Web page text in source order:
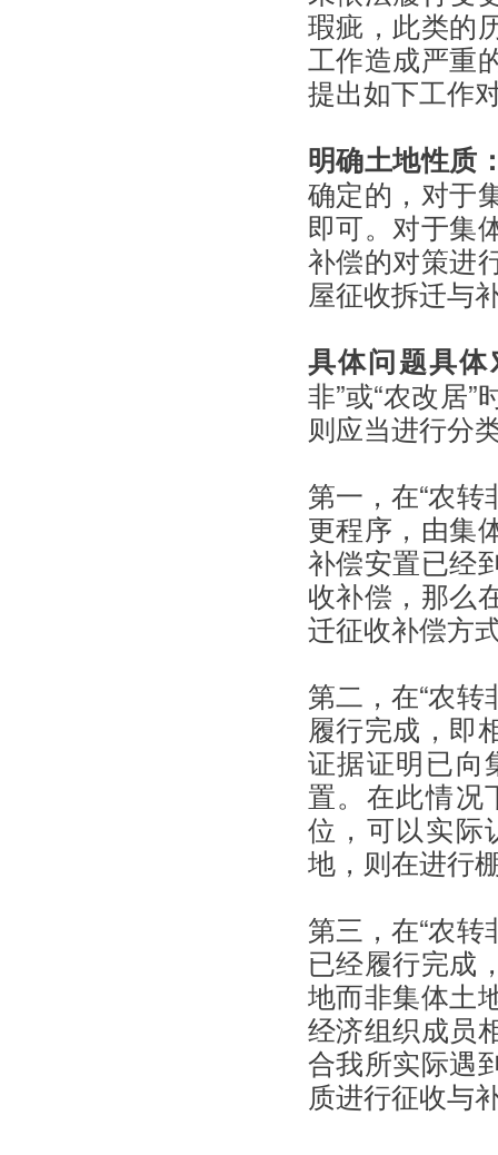
瑕疵，此类的
工作造成严重
提出如下工作
明确土地性质
确定的，对于
即可。对于集
补偿的对策进
屋征收拆迁与
具体问题具
非”或“农改居
则应当进行分
第一，在“农转
更程序，由集
补偿安置已经
收补偿，那么
迁征收补偿方
第二，在“农转
履行完成，即
证据证明已向
置。在此情况
位，可以实际
地，则在进行
第三，在“农转
已经履行完成
地而非集体土
经济组织成员
合我所实际遇
质进行征收与